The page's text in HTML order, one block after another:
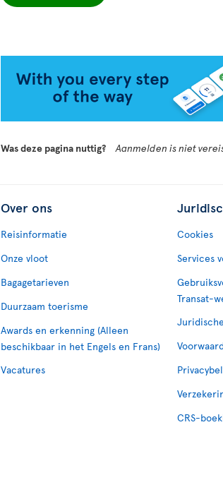
Was deze pagina nuttig? Aanmelden is niet
Over ons
Reisinformatie
Onze vloot
Bagagetarieven
Duurzaam toerisme
Awards en erkenning (Alleen
beschikbaar in het Engels en Frans)
Vacatures
Cookies
Services
Transat-
CRS-